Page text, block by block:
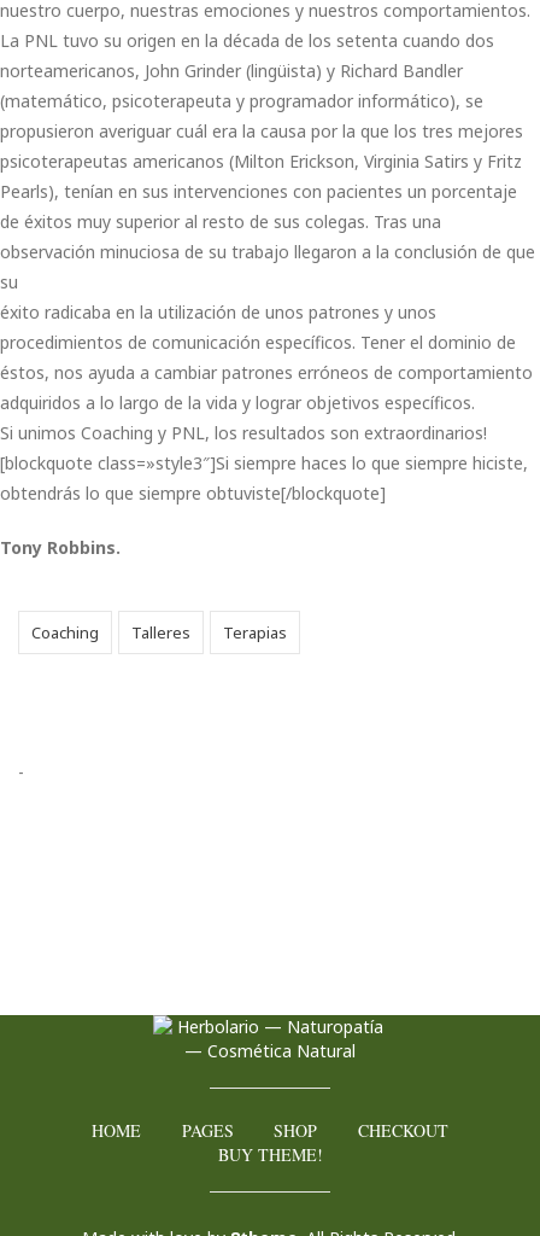
nuestro cuerpo, nuestras emociones y nuestros comportamientos.
La PNL tuvo su origen en la década de los setenta cuando dos
norteamericanos, John Grinder (lingüista) y Richard Bandler
(matemático, psicoterapeuta y programador informático), se
propusieron averiguar cuál era la causa por la que los tres mejores
psicoterapeutas americanos (Milton Erickson, Virginia Satirs y Fritz
Pearls), tenían en sus intervenciones con pacientes un porcentaje
de éxitos muy superior al resto de sus colegas. Tras una
observación minuciosa de su trabajo llegaron a la conclusión de que
su
éxito radicaba en la utilización de unos patrones y unos
procedimientos de comunicación específicos. Tener el dominio de
éstos, nos ayuda a cambiar patrones erróneos de comportamiento
adquiridos a lo largo de la vida y lograr objetivos específicos.
Si unimos Coaching y PNL, los resultados son extraordinarios!
[blockquote class=»style3″]Si siempre haces lo que siempre hiciste,
obtendrás lo que siempre obtuviste[/blockquote]
Tony Robbins.
Coaching Talleres Terapias
-
HOME PAGES SHOP
CHECKOUT
BUY THEME!